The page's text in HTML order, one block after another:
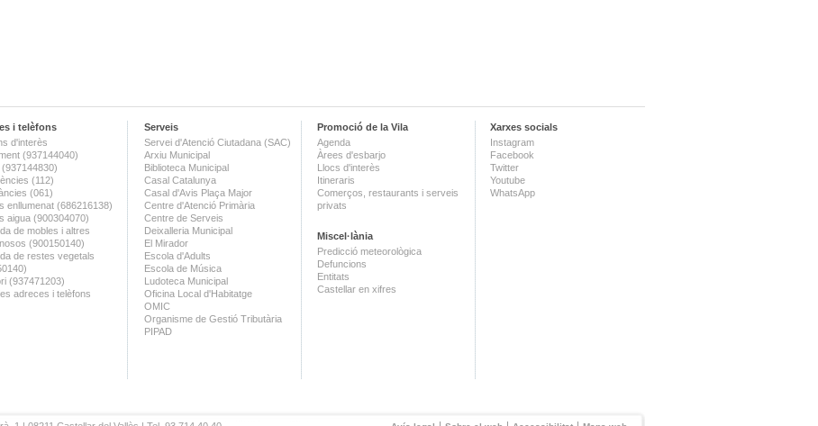
i telèfons
d'interès
(937144040)
(937144830)
(112)
(061)
enllumenat (686216138)
aigua (900304070)
de mobles i altres
(900150140)
de restes vegetals
(937471203)
adreces i telèfons
Serveis
Servei d'Atenció Ciutadana (SAC)
Arxiu Municipal
Biblioteca Municipal
Casal Catalunya
Casal d'Avis Plaça Major
Centre d'Atenció Primària
Centre de Serveis
Deixalleria Municipal
El Mirador
Escola d'Adults
Escola de Música
Ludoteca Municipal
Oficina Local d'Habitatge
OMIC
Organisme de Gestió Tributària
PIPAD
Promoció de la Vila
Agenda
Àrees d'esbarjo
Llocs d'interès
Itineraris
Comerços, restaurants i serveis
privats
Miscel·lània
Predicció meteorològica
Defuncions
Entitats
Castellar en xifres
Xarxes socials
Instagram
Facebook
Twitter
Youtube
WhatsApp